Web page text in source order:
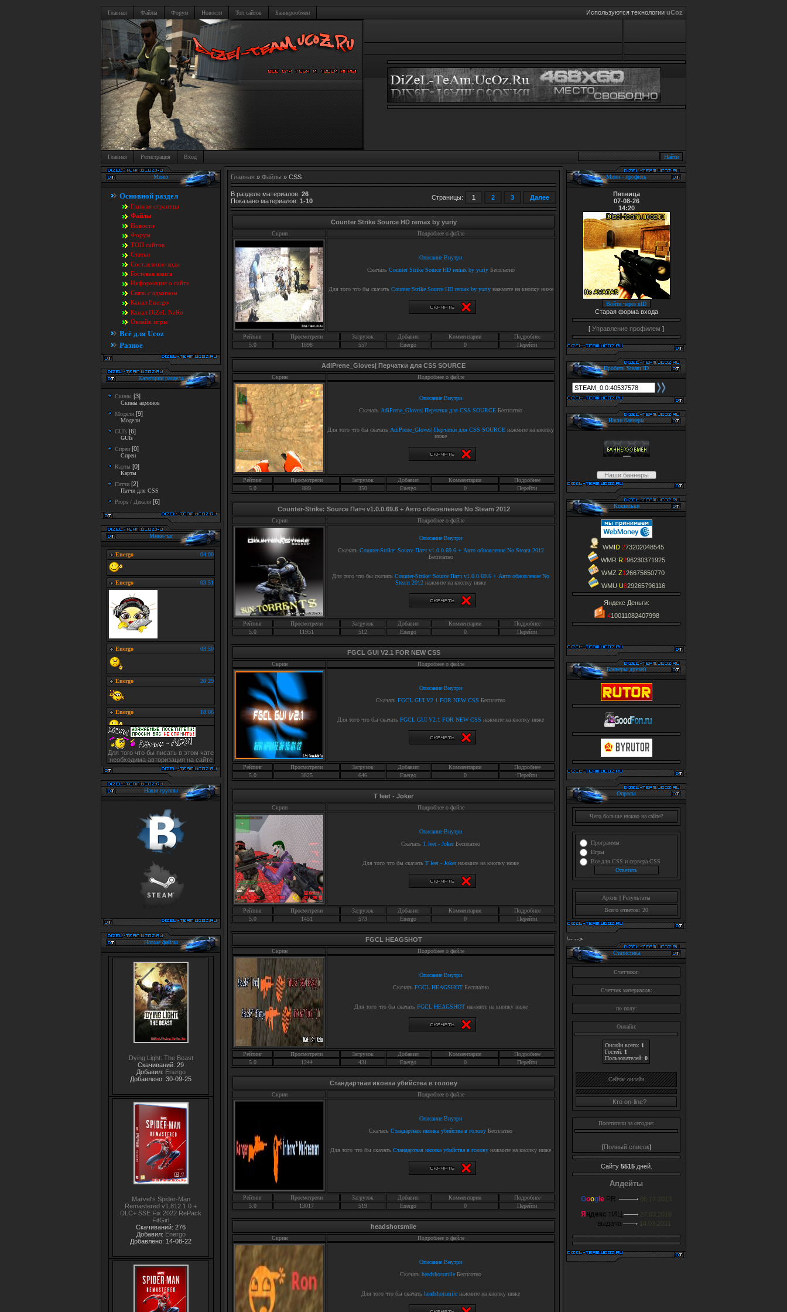
Главная Файлы Форум Новости Топ сайтов Баннерообмен Используются технологии uCoz
Главная Регистрация Вход
Меню
Основной раздел
Главная страница
Файлы
Новости
Форум
TOП сайтов
Статьи
Составление кода
Гостевая книга
Информация о сайте
Связь с админом
Канал Energo
Канал DiZeL NeRo
Онлайн игры
Всё для Ucoz
Разное
Категории раздела
Скины [3]
Скины админов
Модели [9]
Модели
GUIs [6]
GUIs
Спреи [0]
Спреи
Карты [0]
Карты
Патчи [2]
Патчи для CSS
Props / Декали [6]
Мини-чат
Для того что бы писать в этом чате
необходима авторизация на сайте
Наши группы
Новые файлы
Dying Light: The Beast
Скачиваний: 29
Добавил: Energo
Добавлено: 30-09-25
Marvel's Spider-Man
Remastered v1.812.1.0 +
DLC+ SSE Fix 2022 RePack
FitGirl
Скачиваний: 276
Добавил: Energo
Добавлено: 14-08-22
Главная » Файлы » CSS
В разделе материалов: 26
Показано материалов: 1-10 Страницы: 1 2 3 Далее
Counter Strike Source HD remax by yuriy
Скрин Подробнее о файле
Описание Внутри
Скачать Counter Strike Source HD remax by yuriyБесплатно
Для того что бы скачать Counter Strike Source HD remax by yuriyнажмите на кнопку ниже
Рейтинг Просмотрели Загрузок Добавил Комментарии
Подробнее
5.0
1898 557 Energo 0 Перейти
AdiPrene_Gloves| Перчатки для CSS SOURCE
Скрин Подробнее о файле
Описание Внутри
Скачать AdiPrene_Gloves| Перчатки для CSS SOURCE Бесплатно
Для того что бы скачать AdiPrene_Gloves| Перчатки для CSS SOURCE нажмите на кнопку
ниже
Рейтинг Просмотрели Загрузок Добавил Комментарии
Подробнее
5.0
889 350 Energo 0 Перейти
Counter-Strike: Source Патч v1.0.0.69.6 + Авто обновление No Steam 2012
Скрин Подробнее о файле
Описание Внутри
Скачать Counter-Strike: Source Патч v1.0.0.69.6 + Авто обновление No Steam 2012
Бесплатно
Для того что бы скачать Counter-Strike: Source Патч v1.0.0.69.6 + Авто обновление No
Steam 2012 нажмите на кнопку ниже
Рейтинг Просмотрели Загрузок Добавил Комментарии
Подробнее
5.0
11951 512 Energo 0 Перейти
FGCL GUI V2.1 FOR NEW CSS
Скрин Подробнее о файле
Описание Внутри
Скачать FGCL GUI V2.1 FOR NEW CSS Бесплатно
Для того что бы скачать FGCL GUI V2.1 FOR NEW CSS нажмите на кнопку ниже
Рейтинг Просмотрели Загрузок Добавил Комментарии
Подробнее
5.0
3825 646 Energo 0 Перейти
T leet - Joker
Скрин Подробнее о файле
Описание Внутри
Скачать T leet - JokerБесплатно
Для того что бы скачать T leet - Jokerнажмите на кнопку ниже
Рейтинг Просмотрели Загрузок Добавил Комментарии
Подробнее
5.0
1451 573 Energo 0 Перейти
FGCL HEAGSHOT
Скрин Подробнее о файле
Описание Внутри
Скачать FGCL HEAGSHOTБесплатно
Для того что бы скачать FGCL HEAGSHOTнажмите на кнопку ниже
Рейтинг Просмотрели Загрузок Добавил Комментарии
Подробнее
5.0
1244 431 Energo 0 Перейти
Стандартная иконка убийства в голову
Скрин Подробнее о файле
Описание Внутри
Скачать Стандартная иконка убийства в голову Бесплатно
Для того что бы скачать Стандартная иконка убийства в голову нажмите на кнопку ниже
Рейтинг Просмотрели Загрузок Добавил Комментарии
Подробнее
5.0
13017 519 Energo 0 Перейти
headshotsmile
Скрин Подробнее о файле
Описание Внутри
Скачать headshotsmile Бесплатно
Для того что бы скачать headshotsmile нажмите на кнопку ниже
Мини - профиль
Пятница
07-08-26
14:20
Войти через uID
Старая форма входа
[ Управление профилем ]
Пробить Steam ID
Наши баннеры
Наши баннеры
Кошельки
WMID 273202048545
WMR R296230371925
WMZ Z126675850770
WMU U829265796116
Яндекс Деньги:
410011082407998
Баннеры друзей
Опросы
Чего больше нужно на сайте?
Программы
Игры
Все для CSS и сервера CSS
Архив | Результаты
Всего ответов: 20
!-- -->
Статистика
Счетчики:
Счетчик материалов:
по полу:
Онлайн:
Онлайн всего: 1
Гостей: 1
Пользователей: 0
Cейчас онлайн
Кто on-line?
Посетители за сегодня:
[Полный список]
Сайту 5515дней.
Апдейты
Goog le PR 06.12.2013
Я ндекс тИЦ 27.03.2019
выдача 14.03.2021